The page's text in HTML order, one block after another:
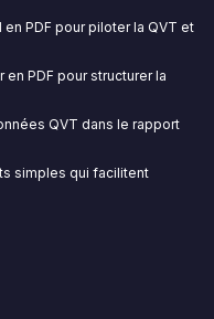
PDF pour piloter la QVT et
PDF pour structurer la
QVT dans le rapport
simples qui facilitent